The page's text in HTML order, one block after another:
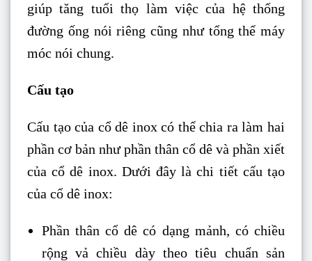
giúp tăng tuổi thọ làm việc của hệ thống
đường ống nói riêng cũng như tổng thể máy
móc nói chung.
Cấu tạo
Cấu tạo của cổ dê inox có thể chia ra làm hai
phần cơ bản như phần thân cổ dê và phần xiết
của cổ dê inox. Dưới đây là chi tiết cấu tạo
của cổ dê inox:
Phần thân cổ dê có dạng mảnh, có chiều
rộng vả chiều dày theo tiêu chuẩn sản